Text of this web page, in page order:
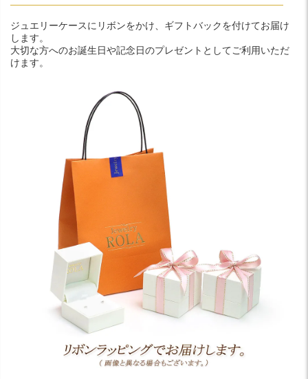
ジュエリーケースにリボンをかけ、ギフトバックを付けてお届け
します。
大切な方へのお誕生日や記念日のプレゼントとしてご利用いただ
けます。